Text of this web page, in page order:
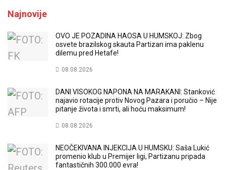
Najnovije
OVO JE POZADINA HAOSA U HUMSKOJ: Zbog
osvete brazilskog skauta Partizan ima paklenu
dilemu pred Hetafe!
08.08.2026
DANI VISOKOG NAPONA NA MARAKANI: Stanković
najavio rotacije protiv Novog Pazara i poručio – Nije
pitanje života i smrti, ali hoću maksimum!
08.08.2026
NEOČEKIVANA INJEKCIJA U HUMSKU: Saša Lukić
promenio klub u Premijer ligi, Partizanu pripada
fantastičnih 300.000 evra!